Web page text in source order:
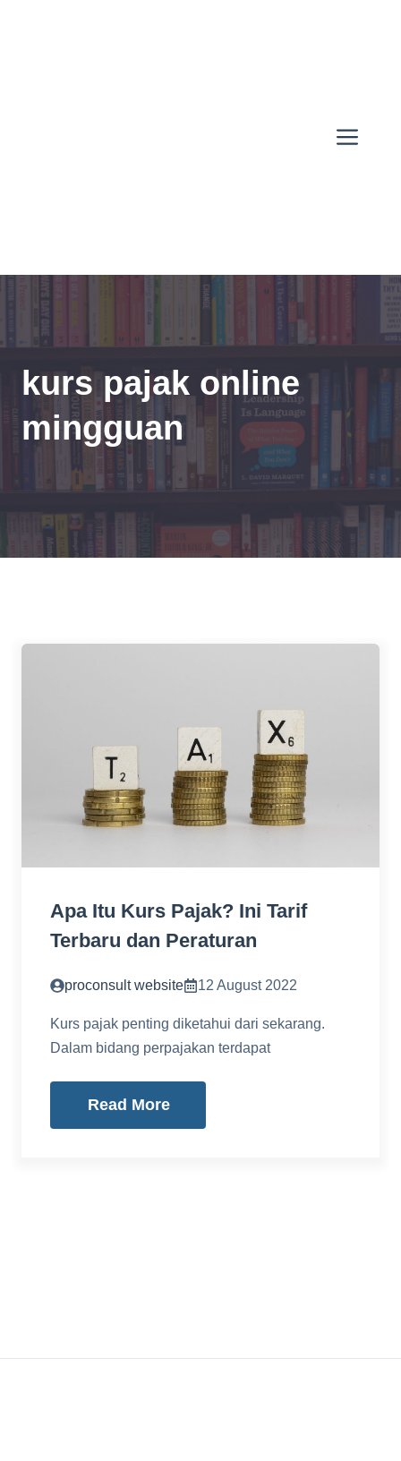
kurs pajak online
mingguan
Apa Itu Kurs Pajak? Ini Tarif
Terbaru dan Peraturan
proconsult website 12 August 2022
Kurs pajak penting diketahui dari sekarang.
Dalam bidang perpajakan terdapat
Read More